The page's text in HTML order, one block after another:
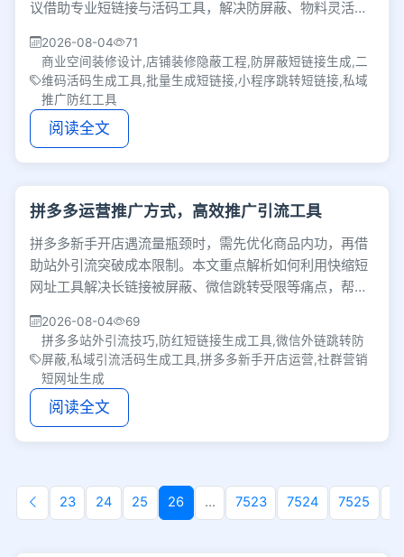
议借助专业短链接与活码工具，解决防屏蔽、物料灵活替
2026-08-04
71
商业空间装修设计,店铺装修隐蔽工程,防屏蔽短链接生成,二
维码活码生成工具,批量生成短链接,小程序跳转短链接,私域
推广防红工具
阅读全文
拼多多运营推广方式，高效推广引流工具
拼多多新手开店遇流量瓶颈时，需先优化商品内功，再借
助站外引流突破成本限制。本文重点解析如何利用快缩短
网址工具解决长链接被屏蔽、微信跳转受限等痛点，帮助
2026-08-04
69
拼多多站外引流技巧,防红短链接生成工具,微信外链跳转防
屏蔽,私域引流活码生成工具,拼多多新手开店运营,社群营销
短网址生成
阅读全文
23 24 25 26 ... 7523 7524 7525